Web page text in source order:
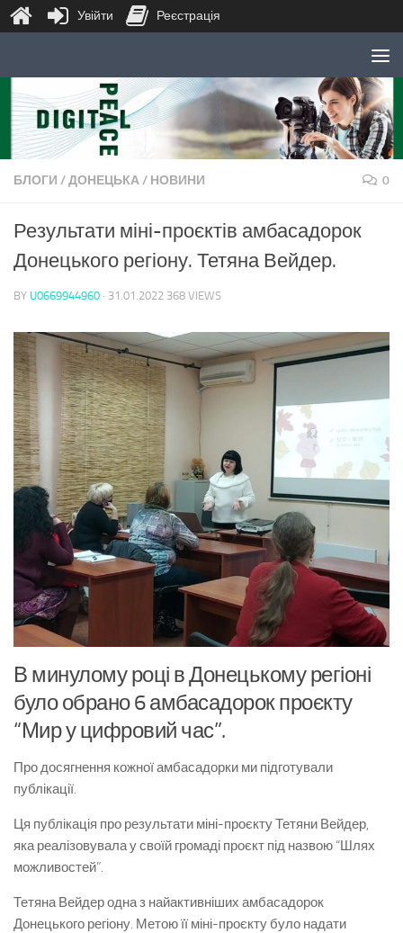
Skip to content
БЛОГИ /ДОНЕЦЬКА/ НОВИНИ 0
Результати міні-проєктів амбасадорок
Донецького регіону. Тетяна Вейдер.
BY U0669944960 · 31.01.2022 368 VIEWS
В минулому році в Донецькому регіоні
було обрано 6 амбасадорок проєкту
“Мир у цифровий час”.
Про досягнення кожної амбасадорки ми підготували
публікації.
Ця публікація про результати міні-проєкту Тетяни Вейдер,
яка реалізовувала у своїй громаді проєкт під назвою “Шлях
можливостей”.
Тетяна Вейдер одна з найактивніших амбасадорок
Донецького регіону. Метою її міні-проєкту було надати
Увійти Реєстрація